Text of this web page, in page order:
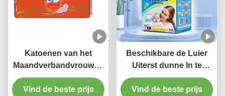
Katoenen van het
Maandverbandvrouwen
van het nachtgebruik
Beschikbare In te
Vind de beste prijs
Beschikbare de Luier
Uiterst dunne In te
ademen Katoenen van
de Babybroek
Vind de beste prijs